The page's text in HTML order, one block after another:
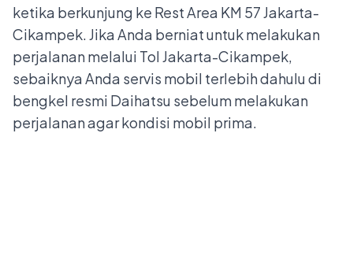
ketika berkunjung ke Rest Area KM 57 Jakarta-
Cikampek. Jika Anda berniat untuk melakukan
perjalanan melalui Tol Jakarta-Cikampek,
sebaiknya Anda servis mobil terlebih dahulu di
bengkel resmi Daihatsu sebelum melakukan
perjalanan agar kondisi mobil prima.